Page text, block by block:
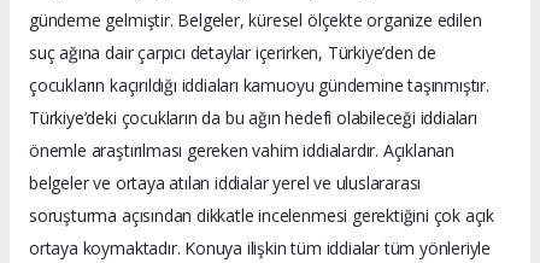
gündeme gelmiştir. Belgeler, küresel ölçekte organize edilen
suç ağına dair çarpıcı detaylar içerirken, Türkiye’den de
çocukların kaçırıldığı iddiaları kamuoyu gündemine taşınmıştır.
Türkiye’deki çocukların da bu ağın hedefi olabileceği iddiaları
önemle araştırılması gereken vahim iddialardır. Açıklanan
belgeler ve ortaya atılan iddialar yerel ve uluslararası
soruşturma açısından dikkatle incelenmesi gerektiğini çok açık
ortaya koymaktadır. Konuya ilişkin tüm iddialar tüm yönleriyle